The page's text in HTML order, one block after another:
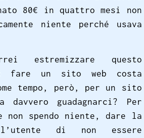
80€ in quattro mesi non
niente perché usava
estremizzare questo
fare un sito web costa
tempo, però, per un sito
davvero guadagnarci? Per
non spendo niente, dare la
di non essere